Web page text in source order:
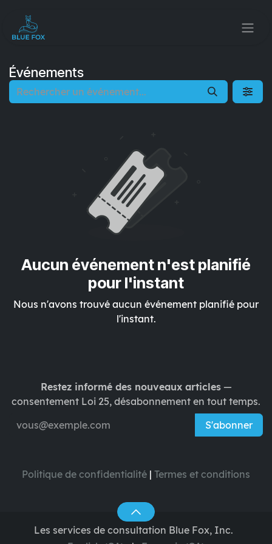
Événements
Aucun événement n'est planifié
pour l'instant
Nous n'avons trouvé aucun événement planifié pour
l'instant.
Restez informé des nouveaux articles—
consentement Loi 25, désabonnement en tout temps.
S'abonner
Politique de confidentialité | Termes et conditions
Les services de consultation Blue Fox, Inc.